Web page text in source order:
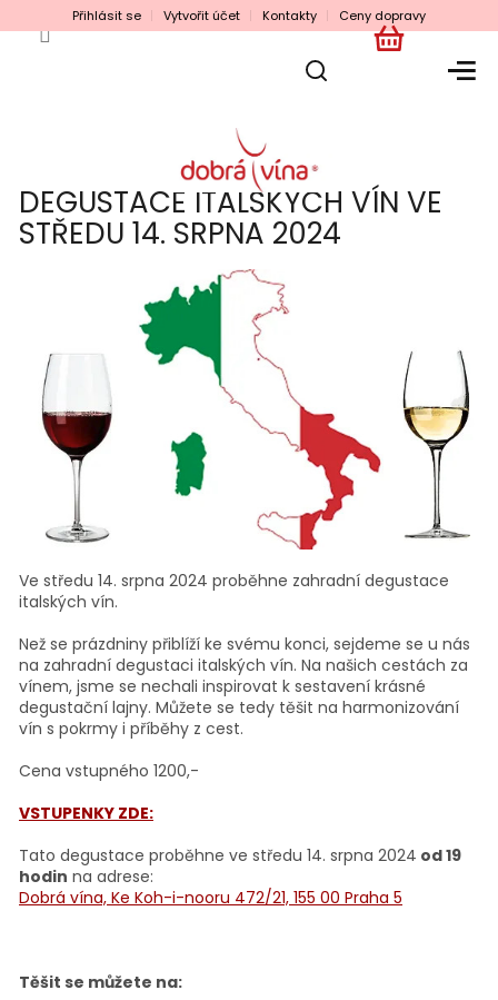
na
Přihlásit se Vytvořit účet Kontakty Ceny dopravy
NÁKUPNÍ
DEGUSTACE ITALSKÝCH VÍN VE
STŘEDU 14. SRPNA 2024
Ve středu 14. srpna 2024 proběhne zahradní degustace
italských vín.
Než se prázdniny přiblíží ke svému konci, sejdeme se u nás
na zahradní degustaci italských vín. Na našich cestách za
vínem, jsme se nechali inspirovat k sestavení krásné
degustační lajny. Můžete se tedy těšit na harmonizování
vín s pokrmy i příběhy z cest.
Cena vstupného 1200,-
VSTUPENKY ZDE:
Tato degustace proběhne ve středu 14. srpna 2024 od 19
hodin na adrese:
Dobrá vína, Ke Koh-i-nooru 472/21, 155 00 Praha 5
Těšit se můžete na: